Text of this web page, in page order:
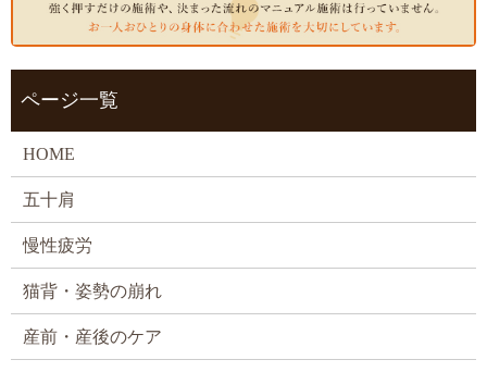
ページ一覧
HOME
五十肩
慢性疲労
猫背・姿勢の崩れ
産前・産後のケア